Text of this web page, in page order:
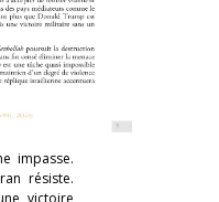
impasse.
résiste.